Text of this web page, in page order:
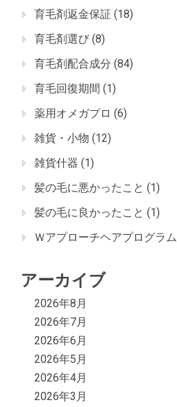
育毛剤返金保証 (18)
育毛剤選び (8)
育毛剤配合成分 (84)
育毛回復期間 (1)
薬用オメガプロ (6)
雑貨・小物 (12)
雑貨什器 (1)
髪の毛に悪かったこと (1)
髪の毛に良かったこと (1)
Ｗアプローチヘアプログラム
アーカイブ
2026年8月
2026年7月
2026年6月
2026年5月
2026年4月
2026年3月